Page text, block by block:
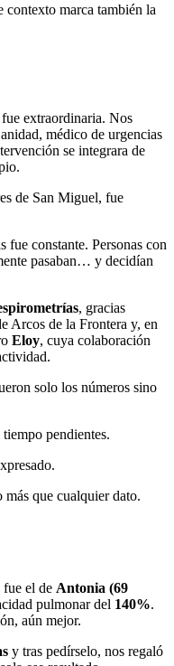
contexto marca también la
extraordinaria. Nos
médico de urgencias
se integrara de
de San Miguel, fue
fue constante. Personas con
pasaban… y decidían
, gracias
Arcos de la Frontera y, en
Eloy, cuya colaboración
solo los números sino
pendientes.
que cualquier dato.
fue el de Antonia (69
pulmonar del 140%.
aún mejor.
y tras pedírselo, nos regaló